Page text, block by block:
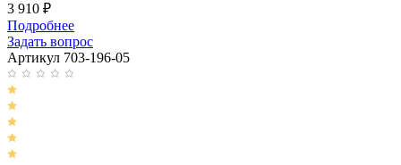
3 910 ₽
Подробнее
Задать вопрос
Артикул 703-196-05